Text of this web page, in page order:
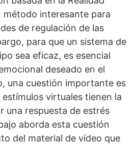
método interesante para
de regulación de las
para que un sistema de
sea eficaz, es esencial
deseado en el
una cuestión importante es
virtuales tienen la
una respuesta de estrés
aborda esta cuestión
del material de vídeo que